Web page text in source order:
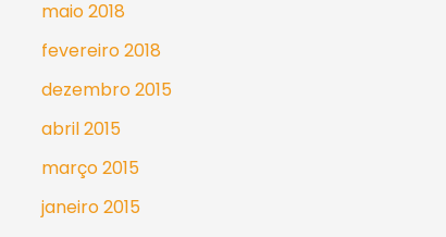
maio 2018
fevereiro 2018
dezembro 2015
abril 2015
março 2015
janeiro 2015